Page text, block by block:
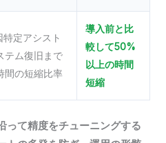
定アシスト
テム復旧まで
間の短縮比率
導入前と比
較して50%
以上の時間
短縮
って精度をチューニングする